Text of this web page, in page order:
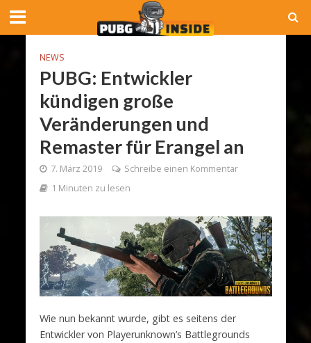
NEWS
PUBG: Entwickler
kündigen große
Veränderungen und
Remaster für Erangel an
7. März 2019
Schreibe einen Kommentar
1 Minuten zu lesen
Wie nun bekannt wurde, gibt es seitens der
Entwickler von Playerunknown’s Battlegrounds